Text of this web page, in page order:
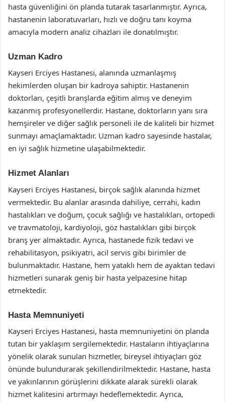
hasta güvenliğini ön planda tutarak tasarlanmıştır. Ayrıca,
hastanenin laboratuvarları, hızlı ve doğru tanı koyma
amacıyla modern analiz cihazları ile donatılmıştır.
Uzman Kadro
Kayseri Erciyes Hastanesi, alanında uzmanlaşmış
hekimlerden oluşan bir kadroya sahiptir. Hastanenin
doktorları, çeşitli branşlarda eğitim almış ve deneyim
kazanmış profesyonellerdir. Hastane, doktorların yanı sıra
hemşireler ve diğer sağlık personeli ile de kaliteli bir hizmet
sunmayı amaçlamaktadır. Uzman kadro sayesinde hastalar,
en iyi sağlık hizmetine ulaşabilmektedir.
Hizmet Alanları
Kayseri Erciyes Hastanesi, birçok sağlık alanında hizmet
vermektedir. Bu alanlar arasında dahiliye, cerrahi, kadın
hastalıkları ve doğum, çocuk sağlığı ve hastalıkları, ortopedi
ve travmatoloji, kardiyoloji, göz hastalıkları gibi birçok
branş yer almaktadır. Ayrıca, hastanede fizik tedavi ve
rehabilitasyon, psikiyatri, acil servis gibi birimler de
bulunmaktadır. Hastane, hem yataklı hem de ayaktan tedavi
hizmetleri sunarak geniş bir hasta yelpazesine hitap
etmektedir.
Hasta Memnuniyeti
Kayseri Erciyes Hastanesi, hasta memnuniyetini ön planda
tutan bir yaklaşım sergilemektedir. Hastaların ihtiyaçlarına
yönelik olarak sunulan hizmetler, bireysel ihtiyaçları göz
önünde bulundurarak şekillendirilmektedir. Hastane, hasta
ve yakınlarının görüşlerini dikkate alarak sürekli olarak
hizmet kalitesini artırmayı hedeflemektedir. Ayrıca,